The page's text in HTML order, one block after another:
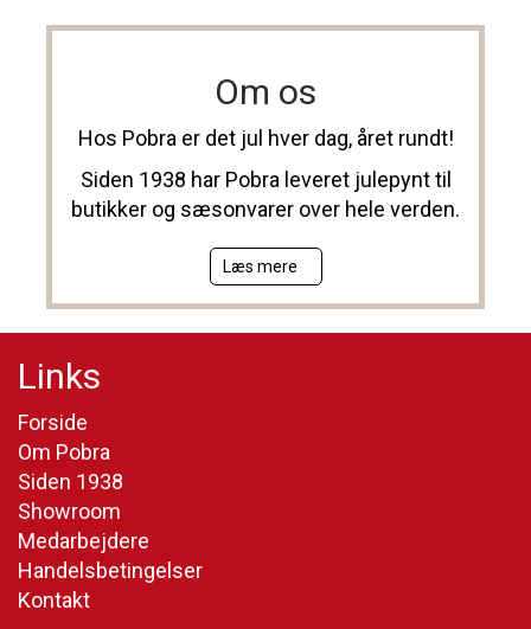
Om os
Hos Pobra er det jul hver dag, året rundt!
Siden 1938 har Pobra leveret julepynt til
butikker og sæsonvarer over hele verden.
Læs mere
Links
Forside
Om Pobra
Siden 1938
Showroom
Medarbejdere
Handelsbetingelser
Kontakt